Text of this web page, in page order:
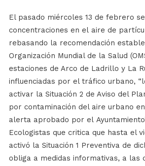
El pasado miércoles 13 de febrero
concentraciones en el aire de
rebasando la recomendación
Organización Mundial de la Salud
estaciones de Arco de Ladrillo y La
influenciadas por el tráfico urbano,
activar la Situación 2 de Aviso del
por contaminación del aire urbano
alerta aprobado por el
Ecologistas que critica que hasta el
activó la Situación 1 Preventiva de
obliga a medidas informativas, a las